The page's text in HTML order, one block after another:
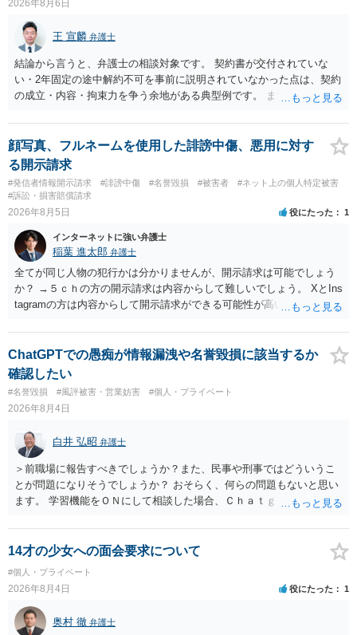
2026年8月6日
王 宣麟 弁護士
結論から言うと、弁護士の相談対象です。 契約書が交付されていな
い・2年固定の途中解約不可を事前に説明されていなかった点は、契約
の成立・内容・拘束力を争う余地がある典型例です。 まずは、運営と
みてはいかがでしょうか。 また同時並行で（もしまだされていないの
であれば）書面で退所意思の明確化はしておくべきだと考えます。
顔写真、フルネームを使用した誹謗中傷、悪用に対す
る開示請求
#発信者情報開示請求 #誹謗中傷 #名誉毀損 #被害者
#ネット上の個人特定被害
#訴訟・損害賠償請求
2026年8月5日 役にたった 1
インターネットに強い弁護士
稲葉 進太郎 弁護士
全てが同じ人物の犯行かは分かりませんが、開示請求は可能でしょう
か？ →５ｃｈの方の開示請求は内容からして難しいでしょう。 XとIns
tagramの方は内容からして開示請求ができる可能性が高いでしょう。
いでしょう。７月中にアカウントが削除されている場合、今から進め
ても失敗する可能性が高いように思われます。 相手を特定できた場
合、相手に全ての弁護士費用を負担させることは可能でしょうか？ →
訴訟外の交渉で相手方が認めれば負担させることができるでしょう。
訴訟で判決となった場合は、実際の弁護士費用が認められる場合と認
められない場合があり何ともいえないところでしょう。
ChatGPTでの愚痴が情報漏洩や名誉毀損に該当するか
確認したい
#名誉毀損 #風評被害・営業妨害 #個人・プライベート
2026年8月4日
白井 弘昭 弁護士
＞前職場に報告すべきでしょうか？また、民事や刑事ではどういうこ
とが問題になりそうでしょうか？ おそらく、何らの問題もないと思い
ます。 学習機能をＯＮにして相談した場合、Ｃｈａｔｇｐｔがｏｐｅ
する可能性がありますが、個人名や会社名を特定していない限り、一
般論として抽象化されて回答に織り込まれる可能性が生じるにすぎま
せんので、その情報自体が、秘密情報に当たるとは思えませんし、名
誉棄損として、個人や会社に対する誹謗中傷の不特定多数への公開に
当たるとも思われません。 もちろん、誰がその内容をｃｈａｔｇｐｔ
に入力したかも第三者にしられることはないので、個人や会社の特定
をせずに書き込んだことで（おそらく特定して書き込んだとして
14才の少女への面会要求について
#個人・プライベート
2026年8月4日 役にたった 1
奥村 徹 弁護士